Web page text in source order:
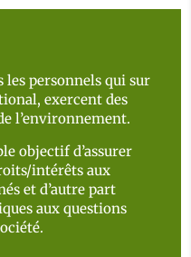
les personnels qui sur
exercent des
l’environnement.
objectif d’assurer
intérêts aux
et d’autre part
aux questions